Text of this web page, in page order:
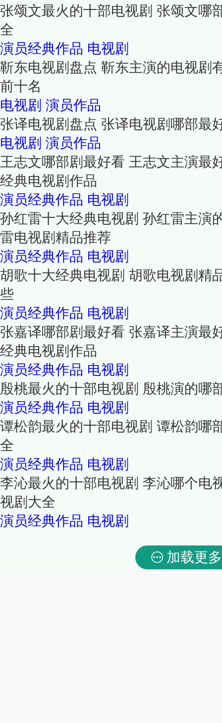
张颂文最火的十部电视剧 张颂文哪
全
演员经典作品 电视剧
靳东电视剧盘点 靳东主演的电视剧
前十名
电视剧 演员作品
张译电视剧盘点 张译电视剧哪部最
电视剧 演员作品
王志文哪部剧最好看 王志文主演最
经典电视剧作品
演员经典作品 电视剧
孙红雷十大经典电视剧 孙红雷主演
雷电视剧精品推荐
演员经典作品 电视剧
胡歌十大经典电视剧 胡歌电视剧精
些
演员经典作品 电视剧
张嘉译哪部剧最好看 张嘉译主演最
经典电视剧作品
演员经典作品 电视剧
殷桃最火的十部电视剧 殷桃演的哪
演员经典作品 电视剧
谭松韵最火的十部电视剧 谭松韵哪
全
演员经典作品 电视剧
李沁最火的十部电视剧 李沁哪个电
视剧大全
演员经典作品 电视剧
加载更多